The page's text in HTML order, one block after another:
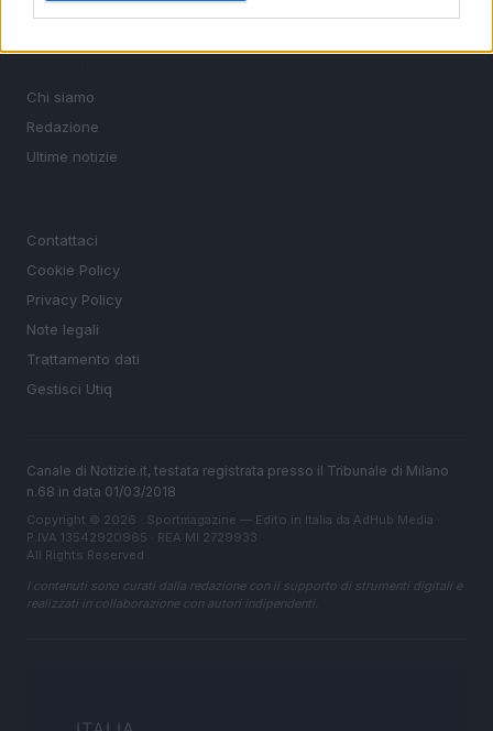
Chi siamo
Redazione
Ultime notizie
Contattaci
Cookie Policy
Privacy Policy
Note legali
Trattamento dati
Gestisci Utiq
Canale di Notizie.it, testata registrata presso il Tribunale di Milano
n.68 in data 01/03/2018
Copyright © 2026 · Sportmagazine — Edito in Italia da AdHub Media
P.IVA 13542920965 · REA MI 2729933
All Rights Reserved
I contenuti sono curati dalla redazione con il supporto di strumenti digitali e
realizzati in collaborazione con autori indipendenti.